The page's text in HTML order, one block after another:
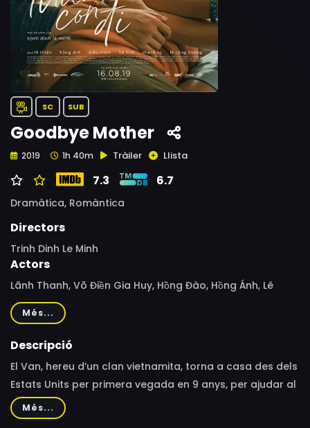
SC SUB
Goodbye Mother
2019 1h 40m Tràiler Llista
7.3 6.7
Dramàtica, Romàntica
Directors
Trinh Dinh Le Minh
Actors
Lãnh Thanh, Võ Điền Gia Huy, Hồng Đào, Hồng Ánh, Lê
Thiện, Thanh Tú, Hữu Nghĩa, Lê Công Hoàng
Més...
Descripció
El Van, hereu d’un clan vietnamita, torna a casa des dels
Estats Units per primera vegada en 9 anys, per ajudar al
trasllat de la tomba del seu pare. Sorprèn a tota la
família quan arriba acompanyat de l’Ian, un jove
Més...